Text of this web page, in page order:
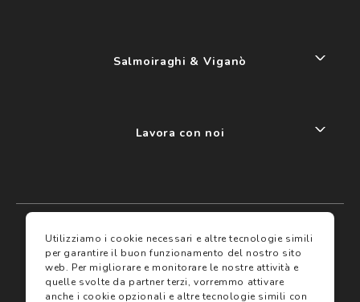
I miei preferiti
Assicurazioni
Salmoiraghi & Viganò
Lavora con noi
Utilizziamo i cookie necessari e altre tecnologie simili
per garantire il buon funzionamento del nostro sito
web. Per migliorare e monitorare le nostre attività e
quelle svolte da partner terzi, vorremmo attivare
anche i cookie opzionali e altre tecnologie simili con